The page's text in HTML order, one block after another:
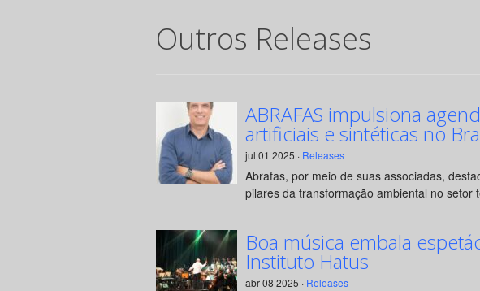
Outros Releases
ABRAFAS impulsiona
artificiais e sintéticas no
jul 01 2025 · Releases
Abrafas, por meio de suas associadas,
pilares da transformação ambiental no setor
Boa música embala
Instituto Hatus
abr 08 2025 · Releases